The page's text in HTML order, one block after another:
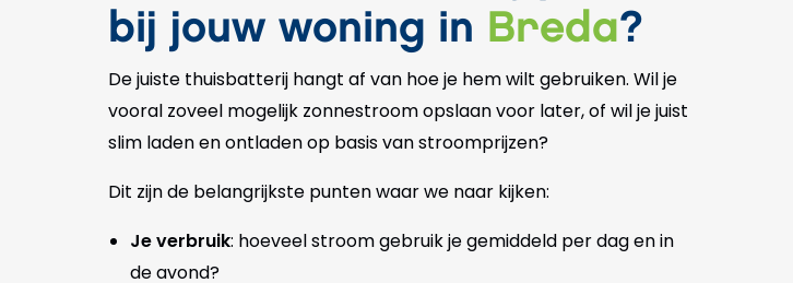
bij jouw woning in Breda?
De juiste thuisbatterij hangt af van hoe je hem wilt gebruiken. Wil je
vooral zoveel mogelijk zonnestroom opslaan voor later, of wil je juist
slim laden en ontladen op basis van stroomprijzen?
Dit zijn de belangrijkste punten waar we naar kijken:
Je verbruik: hoeveel stroom gebruik je gemiddeld per dag en in
de avond?